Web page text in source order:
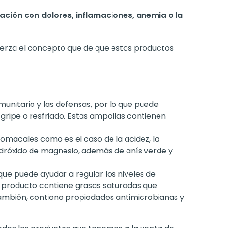
con dolores, inflamaciones, anemia o la
el concepto que de que estos productos
y las defensas, por lo que puede
o resfriado. Estas ampollas contienen
como es el caso de la acidez, la
de magnesio, además de anís verde y
puede ayudar a regular los niveles de
contiene grasas saturadas que
contiene propiedades antimicrobianas y